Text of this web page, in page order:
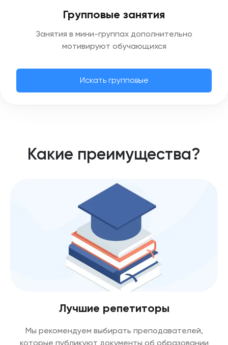
Групповые занятия
Занятия в мини-группах дополнительно
мотивируют обучающихся
Искать групповые
Какие преимущества?
Лучшие репетиторы
Мы рекомендуем выбирать преподавателей,
которые публикуют документы об образовании